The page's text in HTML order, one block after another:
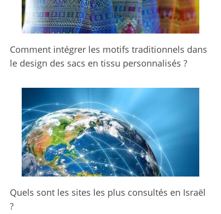
Comment intégrer les motifs traditionnels dans
le design des sacs en tissu personnalisés ?
Quels sont les sites les plus consultés en Israël
?